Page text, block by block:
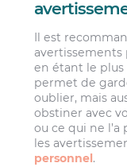
Il est
avertissements
en étant le plus
permet de
oublier, mais
obstiner avec
ou ce qui ne l’a
les
personnel.